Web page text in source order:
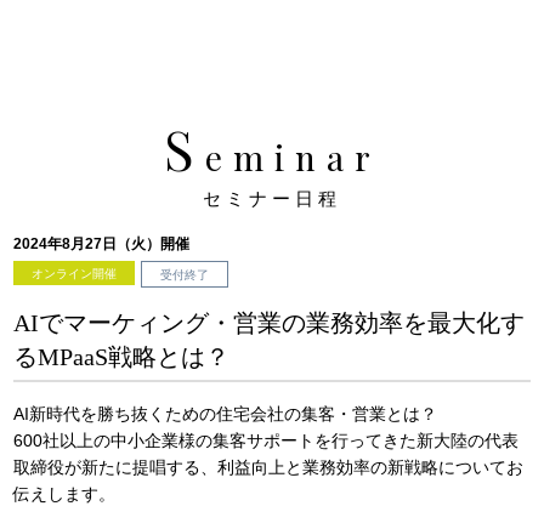
S eminar
セミナー日程
2024年8月27日（火）開催
オンライン開催 受付終了
AIでマーケィング・営業の業務効率を最大化す
るMPaaS戦略とは？
AI新時代を勝ち抜くための住宅会社の集客・営業とは？
600社以上の中小企業様の集客サポートを行ってきた新大陸の代表
取締役が新たに提唱する、利益向上と業務効率の新戦略についてお
伝えします。